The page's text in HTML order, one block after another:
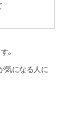
。
気になる人に